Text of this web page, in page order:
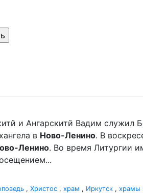
и Ангарскитй Вадим
в Ново-Ленино. В
Ленино. Во время Литургии
, Христос , храм , Иркутск , храмы